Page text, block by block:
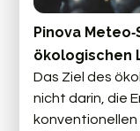
Pinova
ökologischen
Das Ziel des
nicht darin, die